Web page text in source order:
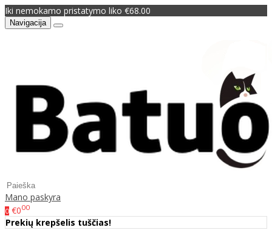
Iki nemokamo pristatymo liko €68.00
Navigacija
Mano paskyra
0 €000
Prekių krepšelis tuščias!